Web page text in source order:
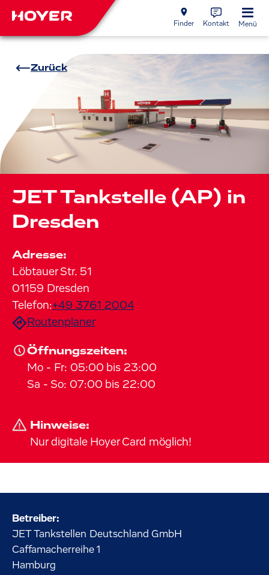
Finder Kontakt Menü
Zurück
JET Tankstelle (AP) in
Dresden
Adresse:
Löbtauer Str. 51
01159 Dresden
Telefon:+49 3761 2004
Routenplaner
Öffnungszeiten:
Mo - Fr: 05:00 bis 23:00
Sa - So: 07:00 bis 22:00
Hinweise:
Nur digitale Hoyer Card möglich!
Betreiber:
JET Tankstellen Deutschland GmbH
Caffamacherreihe 1
Hamburg